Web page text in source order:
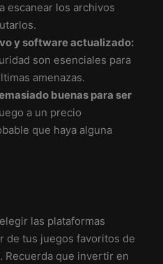
escanear los archivos
y software actualizado:
son esenciales para
amenazas.
buenas para ser
a un precio
que haya alguna
las plataformas
de tus juegos favoritos de
Recuerda que invertir en